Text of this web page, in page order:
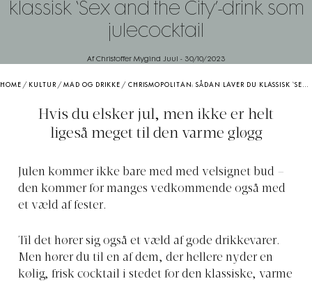
klassisk ‘Sex and the City’-drink som
julecocktail
Af Christoffer Mygind Juul - 30/10/2023
HOME / KULTUR/MAD OG DRIKKE / CHRISMOPOLITAN: SÅDAN LAVER DU KLASSISK ‘SEX AND THE CITY’-DRINK SOM JULECOCKTAIL
Hvis du elsker jul, men ikke er helt
ligeså meget til den varme gløgg
Julen kommer ikke bare med med velsignet bud –
den kommer for manges vedkommende også med
et væld af fester.
Til det hører sig også et væld af gode drikkevarer.
Men hører du til en af dem, der hellere nyder en
kølig, frisk cocktail i stedet for den klassiske, varme